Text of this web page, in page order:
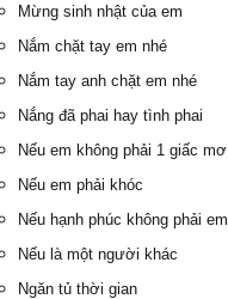
Mừng sinh nhật của em
Nắm chặt tay em nhé
Nắm tay anh chặt em nhé
Nắng đã phai hay tình phai
Nếu em không phải 1 giấc mơ
Nếu em phải khóc
Nếu hạnh phúc không phải em
Nếu là một người khác
Ngăn tủ thời gian